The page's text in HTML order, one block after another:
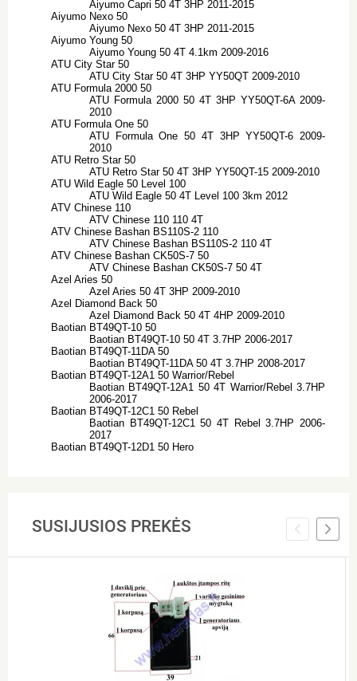
Aiyumo Capri 50 4T 3HP 2011-2015
Aiyumo Nexo 50
Aiyumo Nexo 50 4T 3HP 2011-2015
Aiyumo Young 50
Aiyumo Young 50 4T 4.1km 2009-2016
ATU City Star 50
ATU City Star 50 4T 3HP YY50QT 2009-2010
ATU Formula 2000 50
ATU Formula 2000 50 4T 3HP YY50QT-6A 2009-
2010
ATU Formula One 50
ATU Formula One 50 4T 3HP YY50QT-6 2009-
2010
ATU Retro Star 50
ATU Retro Star 50 4T 3HP YY50QT-15 2009-2010
ATU Wild Eagle 50 Level 100
ATU Wild Eagle 50 4T Level 100 3km 2012
ATV Chinese 110
ATV Chinese 110 110 4T
ATV Chinese Bashan BS110S-2 110
ATV Chinese Bashan BS110S-2 110 4T
ATV Chinese Bashan CK50S-7 50
ATV Chinese Bashan CK50S-7 50 4T
Azel Aries 50
Azel Aries 50 4T 3HP 2009-2010
Azel Diamond Back 50
Azel Diamond Back 50 4T 4HP 2009-2010
Baotian BT49QT-10 50
Baotian BT49QT-10 50 4T 3.7HP 2006-2017
Baotian BT49QT-11DA 50
Baotian BT49QT-11DA 50 4T 3.7HP 2008-2017
Baotian BT49QT-12A1 50 Warrior/Rebel
Baotian BT49QT-12A1 50 4T Warrior/Rebel 3.7HP
2006-2017
Baotian BT49QT-12C1 50 Rebel
Baotian BT49QT-12C1 50 4T Rebel 3.7HP 2006-
2017
Baotian BT49QT-12D1 50 Hero
SUSIJUSIOS PREKĖS